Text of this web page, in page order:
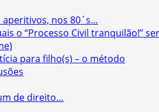
nos 80´s…
o “Processo Civil tranquilão!”
para filho(s) – o método
de direito…